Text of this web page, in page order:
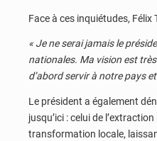
Face à ces inquiétudes,
« Je ne serai jamais le
nationales. Ma vision est
d’abord servir à notre pays
Le président a également
jusqu’ici : celui de
transformation locale,